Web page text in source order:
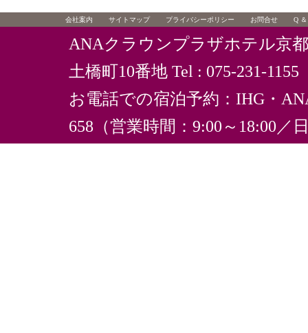
会社案内 サイトマップ プライバシーポリシー お問合せ Q
ANAクラウンプラザホテル京
土橋町10番地 Tel : 075-231-
お電話での宿泊予約：IHG・
658（営業時間：9:00～18:00／